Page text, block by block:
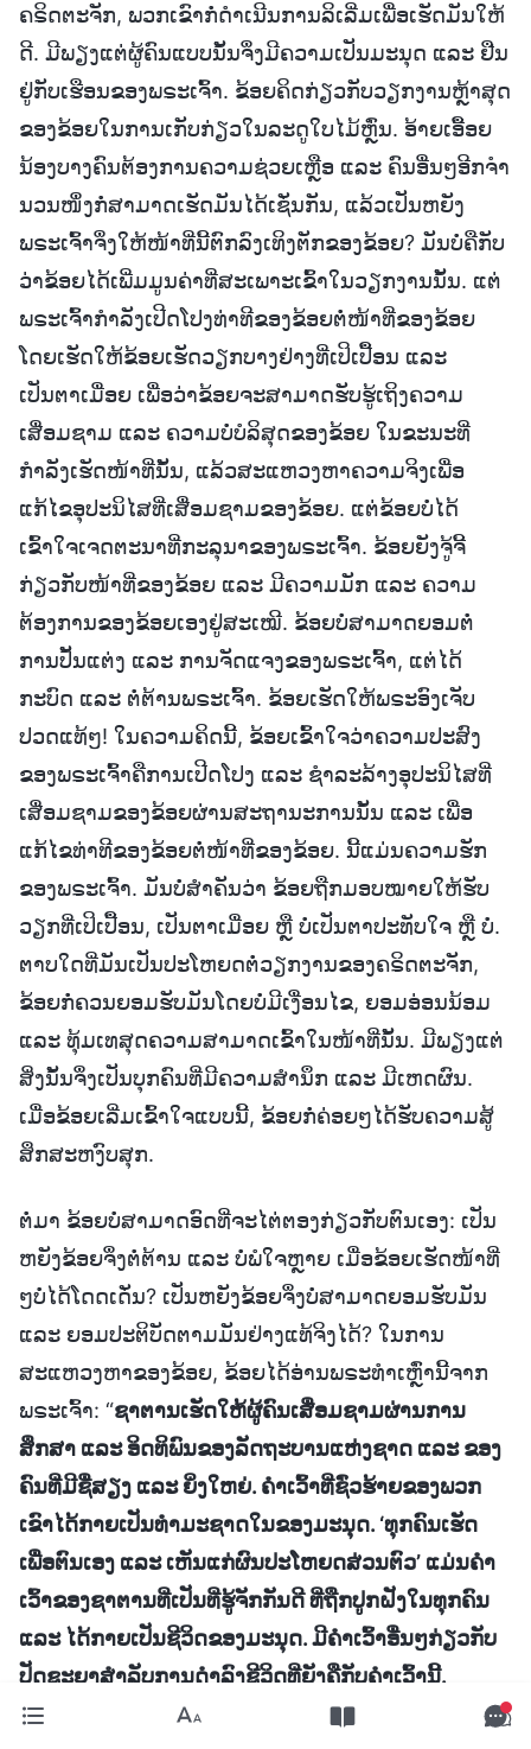
ຄຣິດຕະຈັກ, ພວກເຂົາກໍ່ດຳເນີນການລິເລີ່ມເພື່ອເຮັດມັນໃຫ້
ດີ. ມີພຽງແຕ່ຜູ້ຄົນແບບນັ້ນຈຶ່ງມີຄວາມເປັນມະນຸດ ແລະ ຢືນ
ຢູ່ກັບເຮືອນຂອງພຣະເຈົ້າ. ຂ້ອຍຄິດກ່ຽວກັບວຽກງານຫຼ້າສຸດ
ຂອງຂ້ອຍໃນການເກັບກ່ຽວໃນລະດູໃບໄມ້ຫຼົ່ນ. ອ້າຍເອື້ອຍ
ນ້ອງບາງຄົນຕ້ອງການຄວາມຊ່ວຍເຫຼືອ ແລະ ຄົນອື່ນໆອີກຈໍາ
ນວນໜຶ່ງກໍ່ສາມາດເຮັດມັນໄດ້ເຊັ່ນກັນ, ແລ້ວເປັນຫຍັງ
ພຣະເຈົ້າຈຶ່ງໃຫ້ໜ້າທີ່ນີ້ຕົກລົງເທິງຕັກຂອງຂ້ອຍ? ມັນບໍ່ຄືກັບ
ວ່າຂ້ອຍໄດ້ເພີ່ມມູນຄ່າທີ່ສະເພາະເຂົ້າໃນວຽກງານນັ້ນ. ແຕ່
ພຣະເຈົ້າກຳລັງເປີດໂປງທ່າທີຂອງຂ້ອຍຕໍ່ໜ້າທີ່ຂອງຂ້ອຍ
ໂດຍເຮັດໃຫ້ຂ້ອຍເຮັດວຽກບາງຢ່າງທີ່ເປິເປື້ອນ ແລະ
ເປັນຕາເມື່ອຍ ເພື່ອວ່າຂ້ອຍຈະສາມາດຮັບຮູ້ເຖິງຄວາມ
ເສື່ອມຊາມ ແລະ ຄວາມບໍ່ບໍລິສຸດຂອງຂ້ອຍ ໃນຂະນະທີ່
ກຳລັງເຮັດໜ້າທີ່ນັ້ນ, ແລ້ວສະແຫວງຫາຄວາມຈິງເພື່ອ
ແກ້ໄຂອຸປະນິໄສທີ່ເສື່ອມຊາມຂອງຂ້ອຍ. ແຕ່ຂ້ອຍບໍ່ໄດ້
ເຂົ້າໃຈເຈດຕະນາທີ່ກະລຸນາຂອງພຣະເຈົ້າ. ຂ້ອຍຍັງຈູ້ຈີ້
ກ່ຽວກັບໜ້າທີ່ຂອງຂ້ອຍ ແລະ ມີຄວາມມັກ ແລະ ຄວາມ
ຕ້ອງການຂອງຂ້ອຍເອງຢູ່ສະເໝີ. ຂ້ອຍບໍ່ສາມາດຍອມຕໍ່
ການປັ້ນແຕ່ງ ແລະ ການຈັດແຈງຂອງພຣະເຈົ້າ, ແຕ່ໄດ້
ກະບົດ ແລະ ຕໍ່ຕ້ານພຣະເຈົ້າ. ຂ້ອຍເຮັດໃຫ້ພຣະອົງເຈັບ
ປວດແທ້ໆ! ໃນຄວາມຄິດນີ້, ຂ້ອຍເຂົ້າໃຈວ່າຄວາມປະສົງ
ຂອງພຣະເຈົ້າຄືການເປີດໂປງ ແລະ ຊໍາລະລ້າງອຸປະນິໄສທີ່
ເສື່ອມຊາມຂອງຂ້ອຍຜ່ານສະຖານະການນັ້ນ ແລະ ເພື່ອ
ແກ້ໄຂທ່າທີຂອງຂ້ອຍຕໍ່ໜ້າທີ່ຂອງຂ້ອຍ. ນີ້ແມ່ນຄວາມຮັກ
ຂອງພຣະເຈົ້າ. ມັນບໍ່ສໍາຄັນວ່າ ຂ້ອຍຖືກມອບໝາຍໃຫ້ຮັບ
ວຽກທີ່ເປິເປື້ອນ, ເປັນຕາເມື່ອຍ ຫຼື ບໍ່ເປັນຕາປະທັບໃຈ ຫຼື ບໍ່.
ຕາບໃດທີ່ມັນເປັນປະໂຫຍດຕໍ່ວຽກງານຂອງຄຣິດຕະຈັກ,
ຂ້ອຍກໍ່ຄວນຍອມຮັບມັນໂດຍບໍ່ມີເງື່ອນໄຂ, ຍອມອ່ອນນ້ອມ
ແລະ ທຸ້ມເທສຸດຄວາມສາມາດເຂົ້າໃນໜ້າທີ່ນັ້ນ. ມີພຽງແຕ່
ສິ່ງນັ້ນຈຶ່ງເປັນບຸກຄົນທີ່ມີຄວາມສຳນຶກ ແລະ ມີເຫດຜົນ.
ເມື່ອຂ້ອຍເລີ່ມເຂົ້າໃຈແບບນີ້, ຂ້ອຍກໍ່ຄ່ອຍໆໄດ້ຮັບຄວາມສູ້
ສຶກສະຫງົບສຸກ.
ຕໍ່ມາ ຂ້ອຍບໍ່ສາມາດອົດທີ່ຈະໄຕ່ຕອງກ່ຽວກັບຕົນເອງ: ເປັນ
ຫຍັງຂ້ອຍຈຶ່ງຕໍ່ຕ້ານ ແລະ ບໍ່ພໍໃຈຫຼາຍ ເມື່ອຂ້ອຍເຮັດໜ້າທີ່
ໆບໍ່ໄດ້ໂດດເດັ່ນ? ເປັນຫຍັງຂ້ອຍຈຶ່ງບໍ່ສາມາດຍອມຮັບມັນ
ແລະ ຍອມປະຕິບັດຕາມມັນຢ່າງແທ້ຈິງໄດ້? ໃນການ
ສະແຫວງຫາຂອງຂ້ອຍ, ຂ້ອຍໄດ້ອ່ານພຣະທຳເຫຼົ່ານີ້ຈາກ
ພຣະເຈົ້າ: “ຊາຕານເຮັດໃຫ້ຜູ້ຄົນເສື່ອມຊາມຜ່ານການ
ສຶກສາ ແລະ ອິດທິພົນຂອງລັດຖະບານແຫ່ງຊາດ ແລະ ຂອງ
ຄົນທີ່ມີຊື່ສຽງ ແລະ ຍິ່ງໃຫຍ່. ຄຳເວົ້າທີ່ຊົ່ວຮ້າຍຂອງພວກ
ເຂົາໄດ້ກາຍເປັນທຳມະຊາດໃນຂອງມະນຸດ. ‘ທຸກຄົນເຮັດ
ເພື່ອຕົນເອງ ແລະ ເຫັນແກ່ຜົນປະໂຫຍດສ່ວນຕົວ’ ແມ່ນຄໍາ
ເວົ້າຂອງຊາຕານທີ່ເປັນທີ່ຮູ້ຈັກກັນດີ ທີ່ຖືກປູກຝັງໃນທຸກຄົນ
ແລະ ໄດ້ກາຍເປັນຊີວິດຂອງມະນຸດ. ມີຄໍາເວົ້າອື່ນໆກ່ຽວກັບ
ປັດຊະຍາສໍາລັບການດໍາລົງຊີວິດທີ່ຍັງຄືກັບຄໍາເວົ້ານີ້.
ຊາຕານໃຊ້ວັດທະນະທໍາທາງປະເພນີຂອງຊາດເພື່ອສຶກສາ